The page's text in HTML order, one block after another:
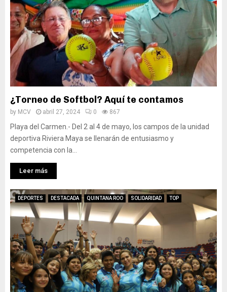
¿Torneo de Softbol? Aquí te contamos
by MCV abril 27, 2024 0 867
Playa del Carmen.- Del 2 al 4 de mayo, los campos de la unidad
deportiva Riviera Maya se llenarán de entusiasmo y
competencia con la...
Leer más
DEPORTES DESTACADA QUINTANA ROO SOLIDARIDAD TOP